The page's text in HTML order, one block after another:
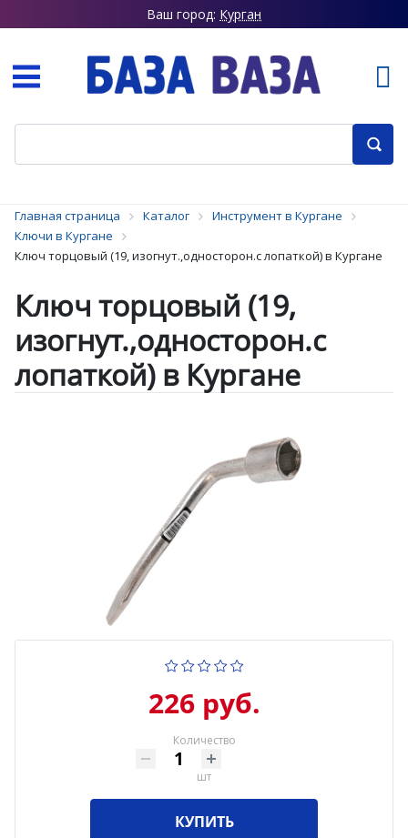
Ваш город: Курган
Главная страница Каталог
Инструмент в Кургане
Ключи в Кургане
Ключ торцовый (19, изогнут.,односторон.с лопаткой) в Кургане
Ключ торцовый (19,
изогнут.,односторон.с
лопаткой) в Кургане
226 руб.
Количество
шт
КУПИТЬ